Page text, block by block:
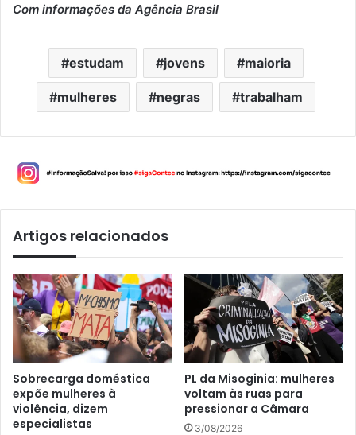
Com informações da Agência Brasil
estudam jovens maioria
mulheres negras trabalham
Artigos relacionados
Sobrecarga doméstica
expõe mulheres à
violência, dizem
especialistas
PL da Misoginia: mulheres
voltam às ruas para
pressionar a Câmara
3/08/2026